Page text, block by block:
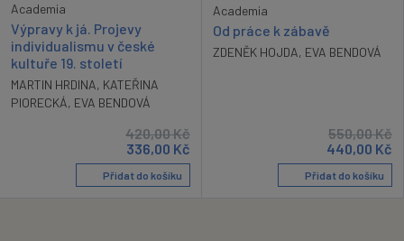
Academia
Výpravy k já. Projevy
individualismu v české
kultuře 19. století
MARTIN HRDINA, KATEŘINA
PIORECKÁ, EVA BENDOVÁ
420,00Kč
336,00 Kč
Přidat do košíku
Academia
Od práce k zábavě
ZDENĚK HOJDA, EVA BENDOVÁ
550,00Kč
440,00 Kč
Přidat do košíku